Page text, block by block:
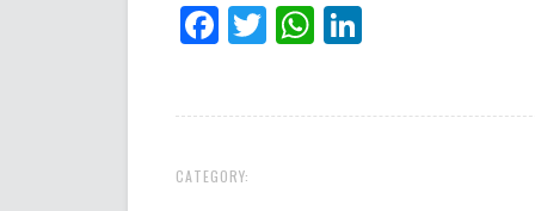
Facebook
TwitterWhatsApp
CATEGORY: